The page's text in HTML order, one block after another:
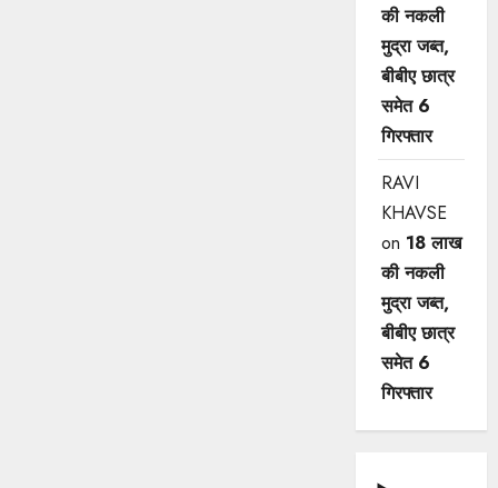
की नकली
मुद्रा जब्त,
बीबीए छात्र
समेत 6
गिरफ्तार
RAVI
KHAVSE
on 18 लाख
की नकली
मुद्रा जब्त,
बीबीए छात्र
समेत 6
गिरफ्तार